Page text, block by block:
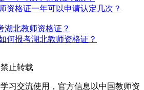
资格证一年可以申请认定几次？
何报考湖北教师资格证？
止转载
习交流使用，官方信息以中国教师资